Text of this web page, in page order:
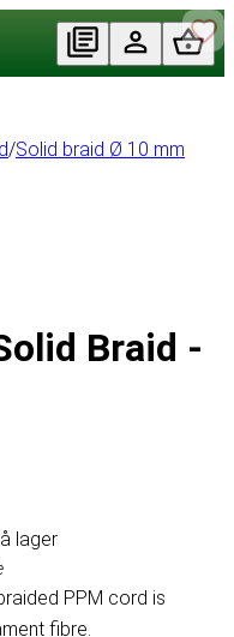
/Solid braid Ø 10 mm
Braid -
lager
PPM cord is
fibre.